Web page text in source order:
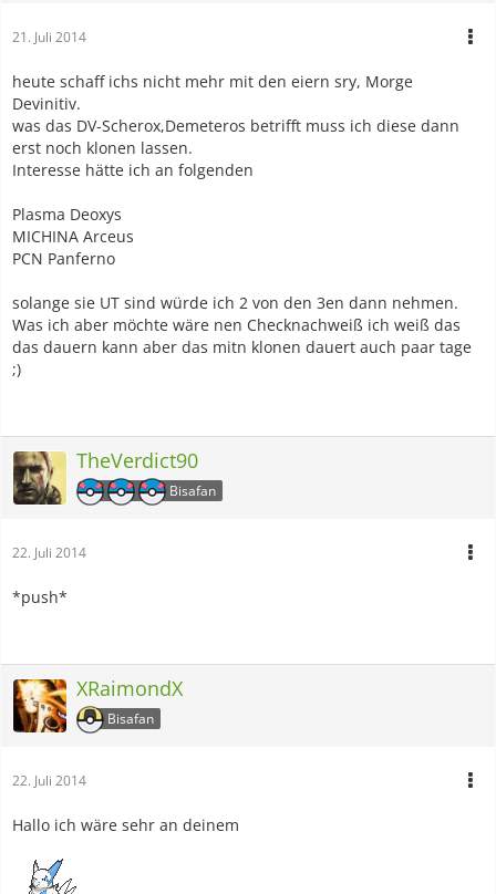
21. Juli 2014
heute schaff ichs nicht mehr mit den eiern sry, Morge
Devinitiv.
was das DV-Scherox,Demeteros betrifft muss ich diese dann
erst noch klonen lassen.
Interesse hätte ich an folgenden
Plasma Deoxys
MICHINA Arceus
PCN Panferno
solange sie UT sind würde ich 2 von den 3en dann nehmen.
Was ich aber möchte wäre nen Checknachweiß ich weiß das
das dauern kann aber das mitn klonen dauert auch paar tage
;)
TheVerdict90
Bisafan
22. Juli 2014
*push*
XRaimondX
Bisafan
22. Juli 2014
Hallo ich wäre sehr an deinem